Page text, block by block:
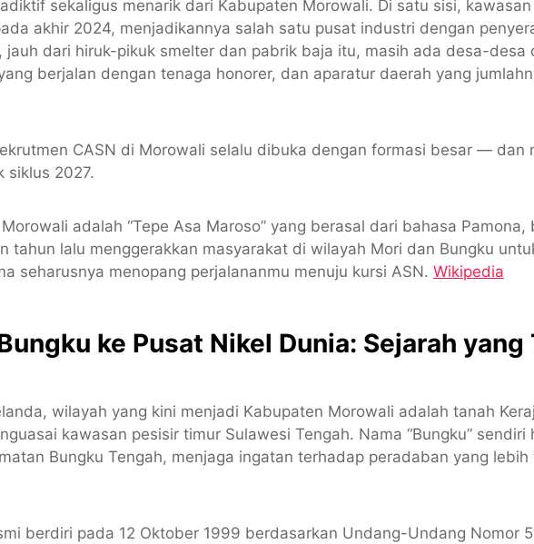
sekaligus menarik dari Kabupaten Morowali. Di satu sisi,
akhir 2024, menjadikannya salah satu pusat industri dengan
jauh dari hiruk-pikuk smelter dan pabrik baja itu, masih ada desa-
berjalan dengan tenaga honorer, dan aparatur daerah yang
CASN di Morowali selalu dibuka dengan formasi besar — dan
siklus 2027.
adalah “Tepe Asa Maroso” yang berasal dari bahasa Pamona,
tahun lalu menggerakkan masyarakat di wilayah Mori dan Bungku
seharusnya menopang perjalananmu menuju kursi ASN. Wikipedia
ke Pusat Nikel Dunia: Sejarah
wilayah yang kini menjadi Kabupaten Morowali adalah tanah
kawasan pesisir timur Sulawesi Tengah. Nama “Bungku”
Bungku Tengah, menjaga ingatan terhadap peradaban yang
berdiri pada 12 Oktober 1999 berdasarkan Undang-Undang Nomor